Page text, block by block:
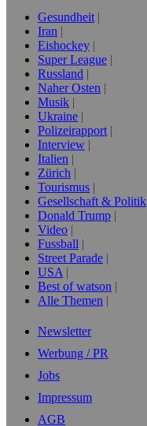
Gesundheit
Iran
Eishockey
Super League
Russland
Naher Osten
Musik
Ukraine
Polizeirapport
Interview
Italien
Zürich
Tourismus
Gesellschaft & Politik
Donald Trump
Video
Fussball
Street Parade
USA
Best of watson
Alle Themen
Newsletter
Werbung / PR
Jobs
Impressum
AGB